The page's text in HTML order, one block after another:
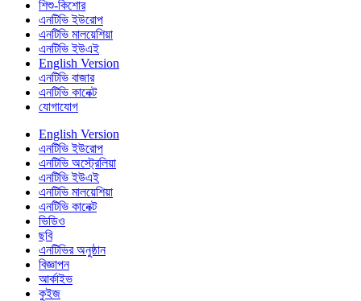
শিশু-কিশোর
এনটিভি ইউরোপ
এনটিভি মালয়েশিয়া
এনটিভি ইউএই
English Version
এনটিভি বাজার
এনটিভি কানেক্ট
যোগাযোগ
English Version
এনটিভি ইউরোপ
এনটিভি অস্ট্রেলিয়া
এনটিভি ইউএই
এনটিভি মালয়েশিয়া
এনটিভি কানেক্ট
ভিডিও
ছবি
এনটিভির অনুষ্ঠান
বিজ্ঞাপন
আর্কাইভ
কুইজ